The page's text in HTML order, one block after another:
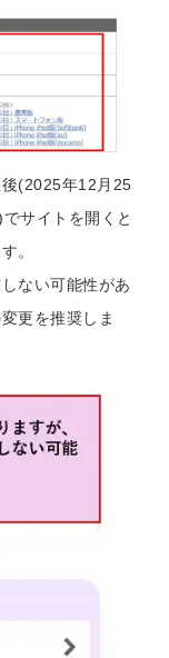
(2025年12月25
サイトを開くと
。
ない可能性があ
更を推奨しま